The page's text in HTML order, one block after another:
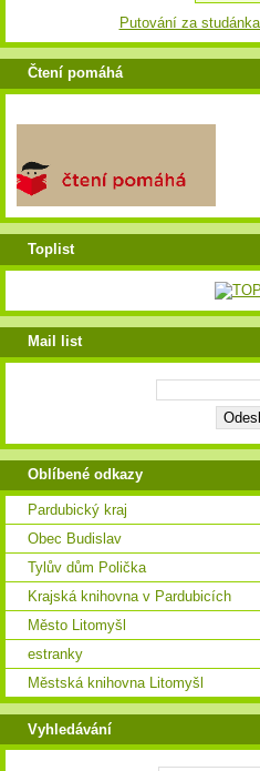
Putování za
Čtení pomáhá
Toplist
Mail list
Oblíbené odkazy
Pardubický kraj
Obec Budislav
Tylův dům Polička
Krajská knihovna v Pardubicích
Město Litomyšl
estranky
Městská knihovna Litomyšl
Vyhledávání